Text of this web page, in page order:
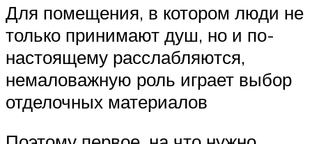
Для помещения, в котором люди не
только принимают душ, но и по-
настоящему расслабляются,
немаловажную роль играет выбор
отделочных материалов